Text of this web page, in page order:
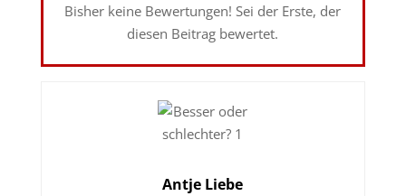
Bisher keine Bewertungen! Sei der Erste, der
diesen Beitrag bewertet.
Antje Liebe